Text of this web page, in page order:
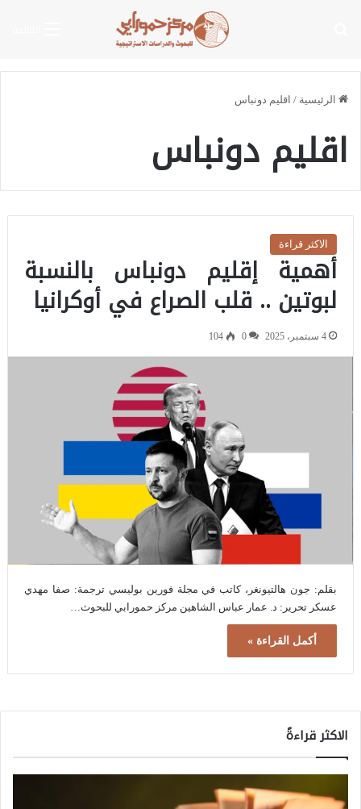
الرئيسية / اقليم دونباس
اقليم دونباس
الاكثر قراءة
أهمية إقليم دونباس بالنسبة
لبوتين .. قلب الصراع في أوكرانيا
4 سبتمبر، 2025 0
104
بقلم: جون هالتيونغر، كاتب في مجلة فورين بوليسي ترجمة: صفا مهدي
عسكر تحرير: د. عمار عباس الشاهين مركز حمورابي للبحوث…
أكمل القراءة »
الاكثر قراءةً